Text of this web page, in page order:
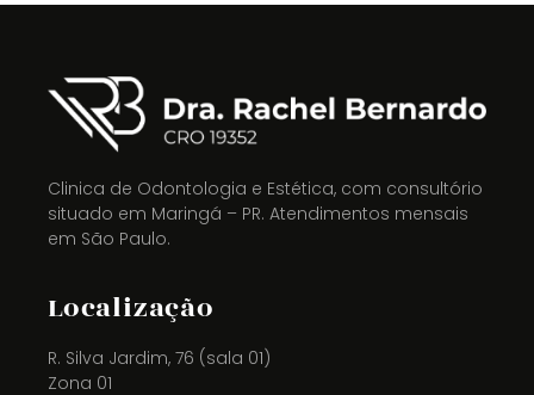
Clinica de Odontologia e Estética, com consultório
situado em Maringá – PR. Atendimentos mensais
em São Paulo.
Localização
R. Silva Jardim, 76 (sala 01)
Zona 01